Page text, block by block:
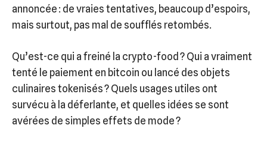
annoncée : de vraies tentatives, beaucoup d’espoirs,
mais surtout, pas mal de soufflés retombés.
Qu’est-ce qui a freiné la crypto-food ? Qui a vraiment
tenté le paiement en bitcoin ou lancé des objets
culinaires tokenisés ? Quels usages utiles ont
survécu à la déferlante, et quelles idées se sont
avérées de simples effets de mode ?